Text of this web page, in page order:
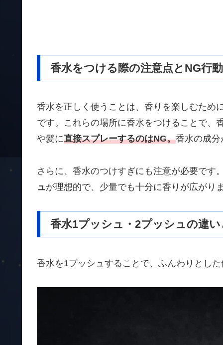
香水をつける際の注意点とNG行
香水を正しく使うことは、香りを楽しむため
です。これらの場所に香水をつけることで、
や髪に直接スプレーするのはNG。香水の成
さらに、香水のつけすぎにも注意が必要です
ュが理想的で、少量でも十分に香りが広がり
香水1プッシュ・2プッシュの違い
香水を1プッシュすることで、ふんわりとし